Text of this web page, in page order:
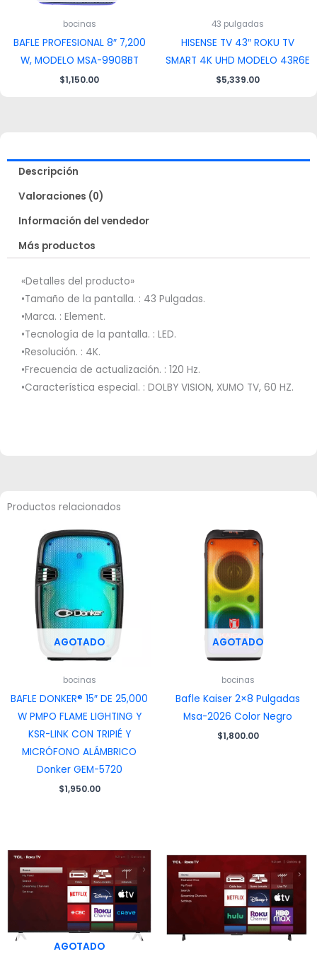
bocinas
BAFLE PROFESIONAL 8″ 7,200
W, MODELO MSA-9908BT
$1,150.00
43 pulgadas
HISENSE TV 43″ ROKU TV
SMART 4K UHD MODELO 43R6E
$5,339.00
Descripción
Valoraciones (0)
Información del vendedor
Más productos
«Detalles del producto»
•Tamaño de la pantalla. : 43 Pulgadas.
•Marca. : Element.
•Tecnología de la pantalla. : LED.
•Resolución. : 4K.
•Frecuencia de actualización. : 120 Hz.
•Característica especial. : DOLBY VISION, XUMO TV, 60 HZ.
Productos relacionados
AGOTADO
bocinas
BAFLE DONKER® 15″ DE 25,000
W PMPO FLAME LIGHTING Y
KSR-LINK CON TRIPIÉ Y
MICRÓFONO ALÁMBRICO
Donker GEM-5720
$1,950.00
AGOTADO
bocinas
Bafle Kaiser 2×8 Pulgadas
Msa-2026 Color Negro
$1,800.00
AGOTADO